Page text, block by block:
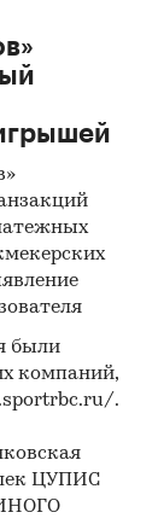
были
компаний,
.
ЦУПИС